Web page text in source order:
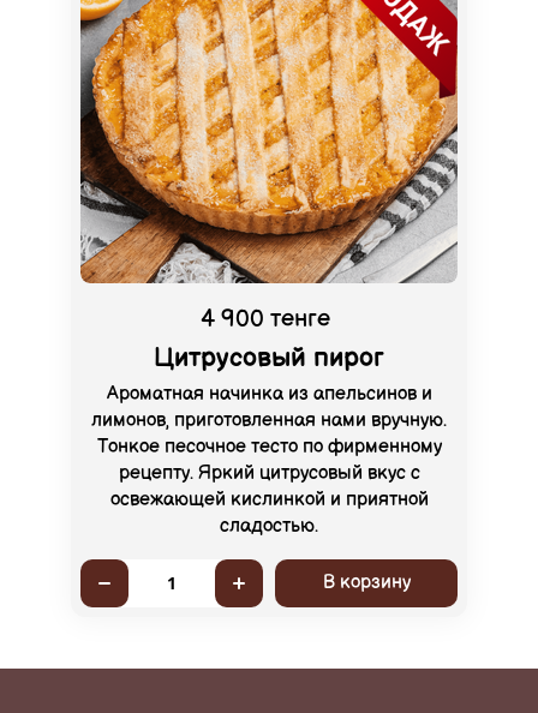
4 900 тенге
Цитрусовый пирог
Ароматная начинка из апельсинов и
лимонов, приготовленная нами вручную.
Тонкое песочное тесто по фирменному
рецепту. Яркий цитрусовый вкус с
освежающей кислинкой и приятной
сладостью.
1 В корзину